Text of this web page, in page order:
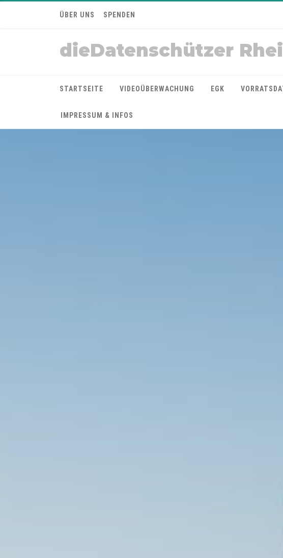
ÜBER UNS SPENDEN
dieDatenschützer
STARTSEITE VIDEOÜBERWACHUNG EGK
IMPRESSUM & INFOS